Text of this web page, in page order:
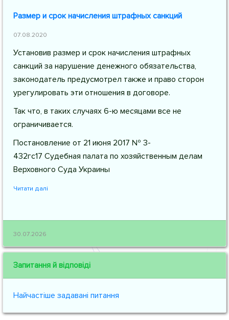
Размер и срок начисления штрафных санкций
07.08.2020
Установив размер и срок начисления штрафных
санкций за нарушение денежного обязательства,
законодатель предусмотрел также и право сторон
урегулировать эти отношения в договоре.
Так что, в таких случаях 6-ю месяцами все не
ограничивается.
Постановление от 21 июня 2017 № 3-
432гс17 Судебная палата по хозяйственным делам
Верховного Суда Украины
Читати далі
30.07.2026
Запитання й відповіді
Найчастіше задавані питання